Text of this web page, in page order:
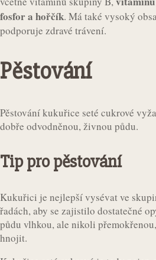
fosfor a hořčík. Má také vysoký
podporuje zdravé trávení.
Pěstování
Pěstování kukuřice seté cukrové
dobře odvodněnou, živnou půdu.
Tip pro pěstování
Kukuřici je nejlepší vysévat ve
řadách, aby se zajistilo dostatečné
půdu vlhkou, ale nikoli
hnojit.